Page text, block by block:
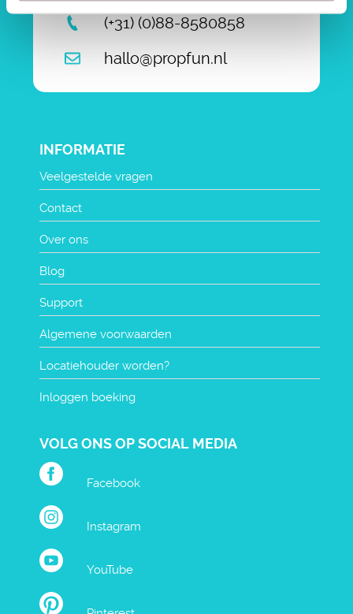
(+31) (0)88-8580858
hallo@propfun.nl
INFORMATIE
Veelgestelde vragen
Contact
Over ons
Blog
Support
Algemene voorwaarden
Locatiehouder worden?
Inloggen boeking
VOLG ONS OP SOCIAL MEDIA
Facebook
Instagram
YouTube